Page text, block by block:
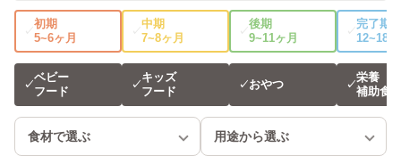
初期
5~6ヶ月
中期
7~8ヶ月
後期
9~11ヶ月
完了期
12~18
✓
ベビー
フード
✓
キッズ
フード
✓おやつ ✓
栄養
補助食
食材で選ぶ 用途から選ぶ